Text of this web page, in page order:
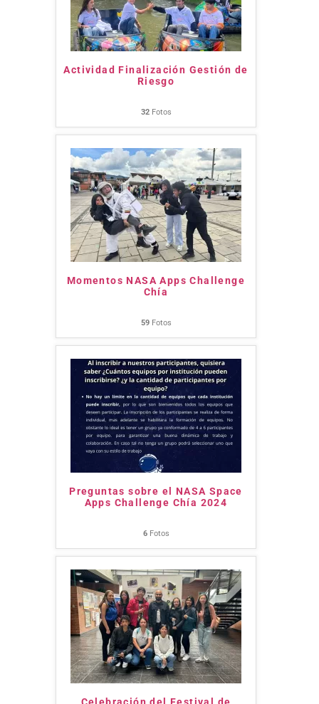
Actividad Finalización Gestión de
Riesgo
32Fotos
Momentos NASA Apps Challenge
Chía
59Fotos
Preguntas sobre el NASA Space
Apps Challenge Chía 2024
6Fotos